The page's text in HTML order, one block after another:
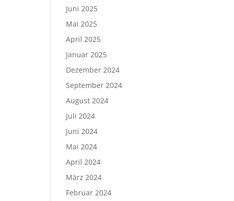
Juni 2025
Mai 2025
April 2025
Januar 2025
Dezember 2024
September 2024
August 2024
Juli 2024
Juni 2024
Mai 2024
April 2024
März 2024
Februar 2024